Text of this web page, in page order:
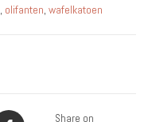
olifanten wafelkatoen
Share on